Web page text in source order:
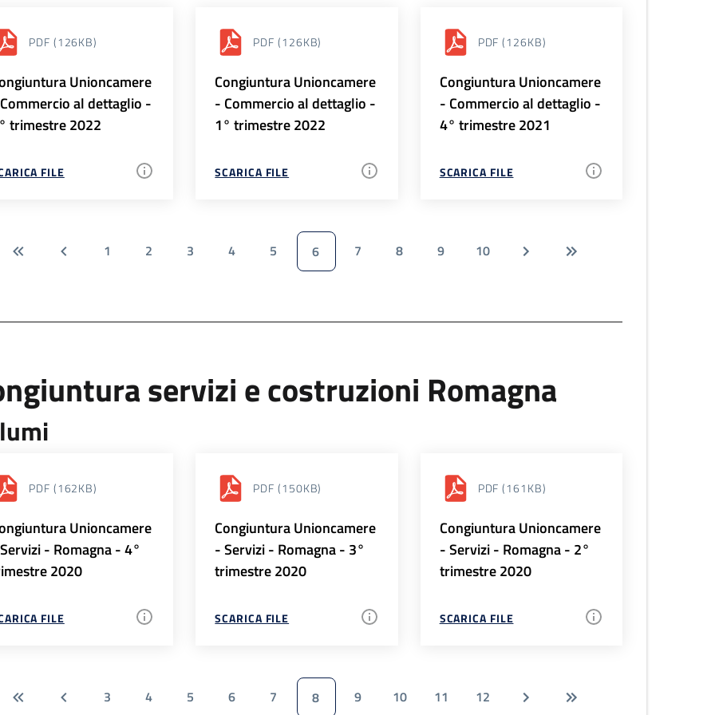
PDF (126KB)
Unioncamere
al dettaglio -
trimestre 2022
FILE
PDF (126KB)
Congiuntura Unioncamere
- Commercio al dettaglio -
1° trimestre 2022
SCARICA FILE
PDF (126KB)
Congiuntura Unioncamere
- Commercio al dettaglio -
4° trimestre 2021
SCARICA FILE
1 2 3 4 5 6 7 8 9 10
servizi e costruzioni Romagna
PDF (162KB)
Unioncamere
- Romagna - 4°
2020
FILE
PDF (150KB)
Congiuntura Unioncamere
- Servizi - Romagna - 3°
trimestre 2020
SCARICA FILE
PDF (161KB)
Congiuntura Unioncamere
- Servizi - Romagna - 2°
trimestre 2020
SCARICA FILE
3 4 5 6 7 8 9 10 11 12